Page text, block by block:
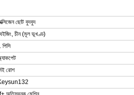
ছোট বুদবুদ
চীন (মূল ভূখণ্ড)
পিসি
রোশ